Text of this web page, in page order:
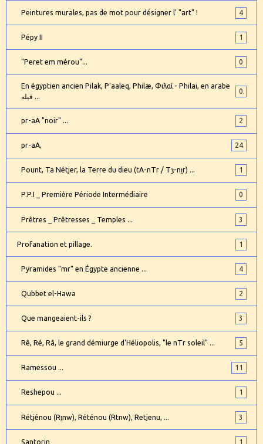
Peintures murales, pas de mot pour désigner l' "art" ! 4
Pépy II 1
"Peret em mérou"... 0
En égyptien ancien Pilak, P'aaleq, Philæ, Φιλαί - Philai, en arabe
فيله ...
0
pr-aA "noir" ... 2
pr-aA, 24
Pount, Ta Nétjer, la Terre du dieu (tA-nTr / Tȝ-nṯr) ... 1
P.P.I _ Première Période Intermédiaire 0
Prêtres _ Prêtresses _ Temples ... 3
Profanation et pillage. 1
Pyramides "mr" en Égypte ancienne ... 4
Qubbet el-Hawa 2
Que mangeaient-ils ? 3
Rê, Ré, Râ, le grand démiurge d'Héliopolis, "le nTr soleil" ... 5
Ramessou ... 11
Reshepou ... 1
Rétjénou (Rṯnw), Réténou (Rtnw), Retjenu, ... 3
Santorin 1